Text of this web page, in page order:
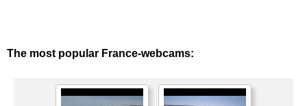
The most popular France-webcams: